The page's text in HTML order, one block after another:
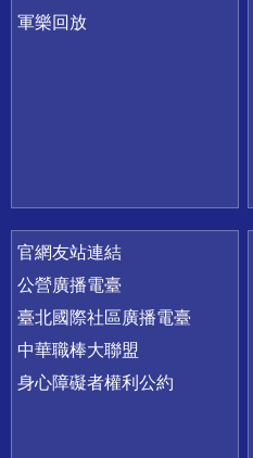
軍樂回放
官網友站連結
公營廣播電臺
臺北國際社區廣播電臺
中華職棒大聯盟
身心障礙者權利公約